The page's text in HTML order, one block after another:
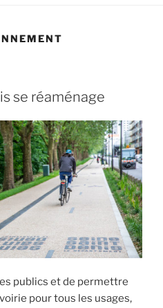
se réaménage
publics et de permettre
pour tous les usages,